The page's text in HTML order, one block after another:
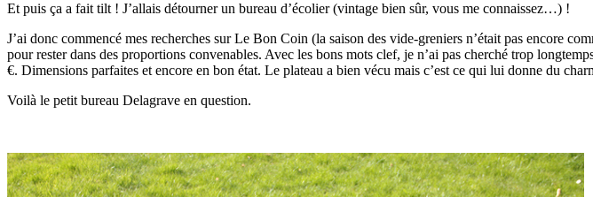
Et puis ça a fait tilt ! J’allais détourner un bureau d’écolier (vintage bien sûr, vous me connaissez…) !
J’ai donc commencé mes recherches sur Le Bon Coin (la saison des vide-greniers n’était pas encore
pour rester dans des proportions convenables. Avec les bons mots clef, je n’ai pas cherché trop
€. Dimensions parfaites et encore en bon état. Le plateau a bien vécu mais c’est ce qui lui donne du
Voilà le petit bureau Delagrave en question.